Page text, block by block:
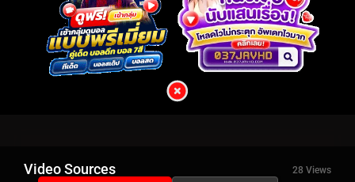
Video Sources 28 Views